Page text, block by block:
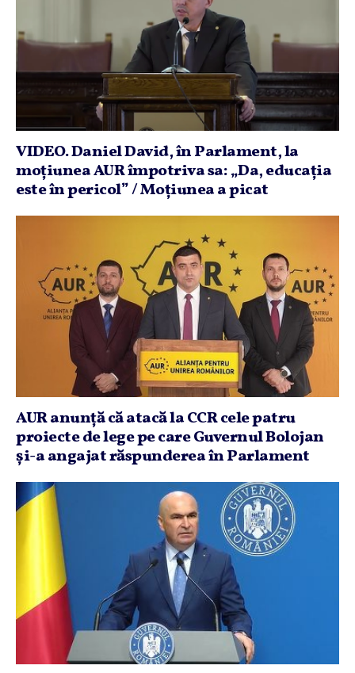
VIDEO. Daniel David, în Parlament, la
moţiunea AUR împotriva sa: „Da, educaţia
este în pericol” / Moţiunea a picat
AUR anunţă că atacă la CCR cele patru
proiecte de lege pe care Guvernul Bolojan
şi-a angajat răspunderea în Parlament